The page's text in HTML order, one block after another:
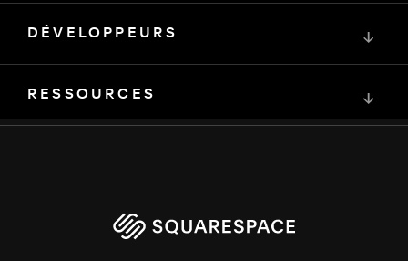
DÉVELOPPEURS ↓
RESSOURCES ↓